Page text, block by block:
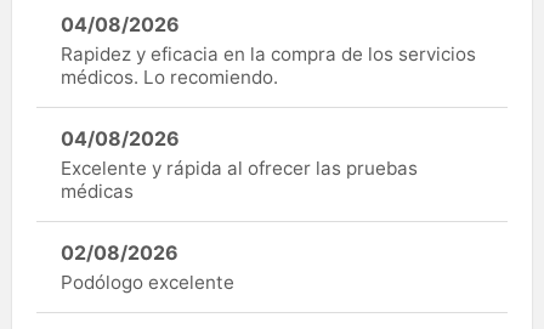
04/08/2026
Rapidez y eficacia en la compra de los servicios
médicos. Lo recomiendo.
04/08/2026
Excelente y rápida al ofrecer las pruebas
médicas
02/08/2026
Podólogo excelente